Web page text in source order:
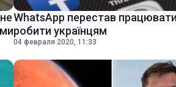
WhatsApp перестав
робити українцям
04 февраля 2020, 11:33